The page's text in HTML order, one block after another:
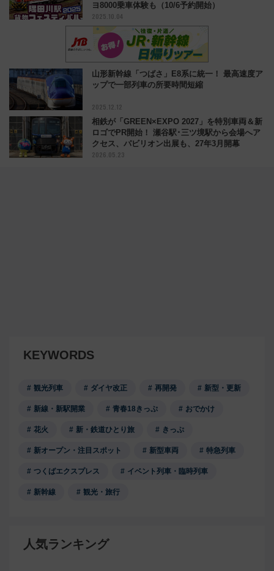
ヨ8000乗車体験も（10/6予約開始）
2025.10.04
山形新幹線「つばさ」E8系に統一！ 最高速度ア
ップで一部列車の所要時間短縮
2025.12.12
相鉄が「GREEN×EXPO 2027」を特別車両＆新
ロゴでPR開始！ 瀬谷駅･三ツ境駅から会場へア
クセス、パビリオン出展も、27年3月開幕
2026.05.23
KEYWORDS
観光列車 ダイヤ改正 再開発 新型・更新
新線・新駅開業 青春18きっぷ おでかけ
花火 新・鉄道ひとり旅 きっぷ
新オープン・注目スポット 新型車両 特急列車
つくばエクスプレス イベント列車・臨時列車
新幹線 観光・旅行
人気ランキング